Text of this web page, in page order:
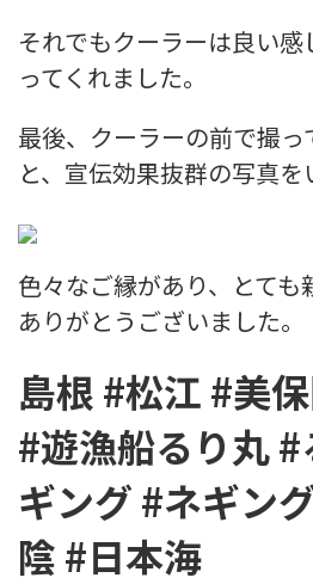
それでもクーラーは良い
ってくれました。
最後、クーラーの前で撮っ
と、宣伝効果抜群の写真
色々なご縁があり、とても
ありがとうございました。
島根 #松江 #美
#遊漁船るり丸
ギング #ネギン
陰 #日本海